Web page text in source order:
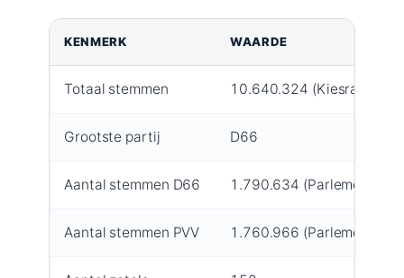
KENMERK WAARDE
Totaal stemmen 10.640.324 (Kiesraad
Grootste partij D66
Aantal stemmen D66 1.790.634
Aantal stemmen PVV 1.760.966